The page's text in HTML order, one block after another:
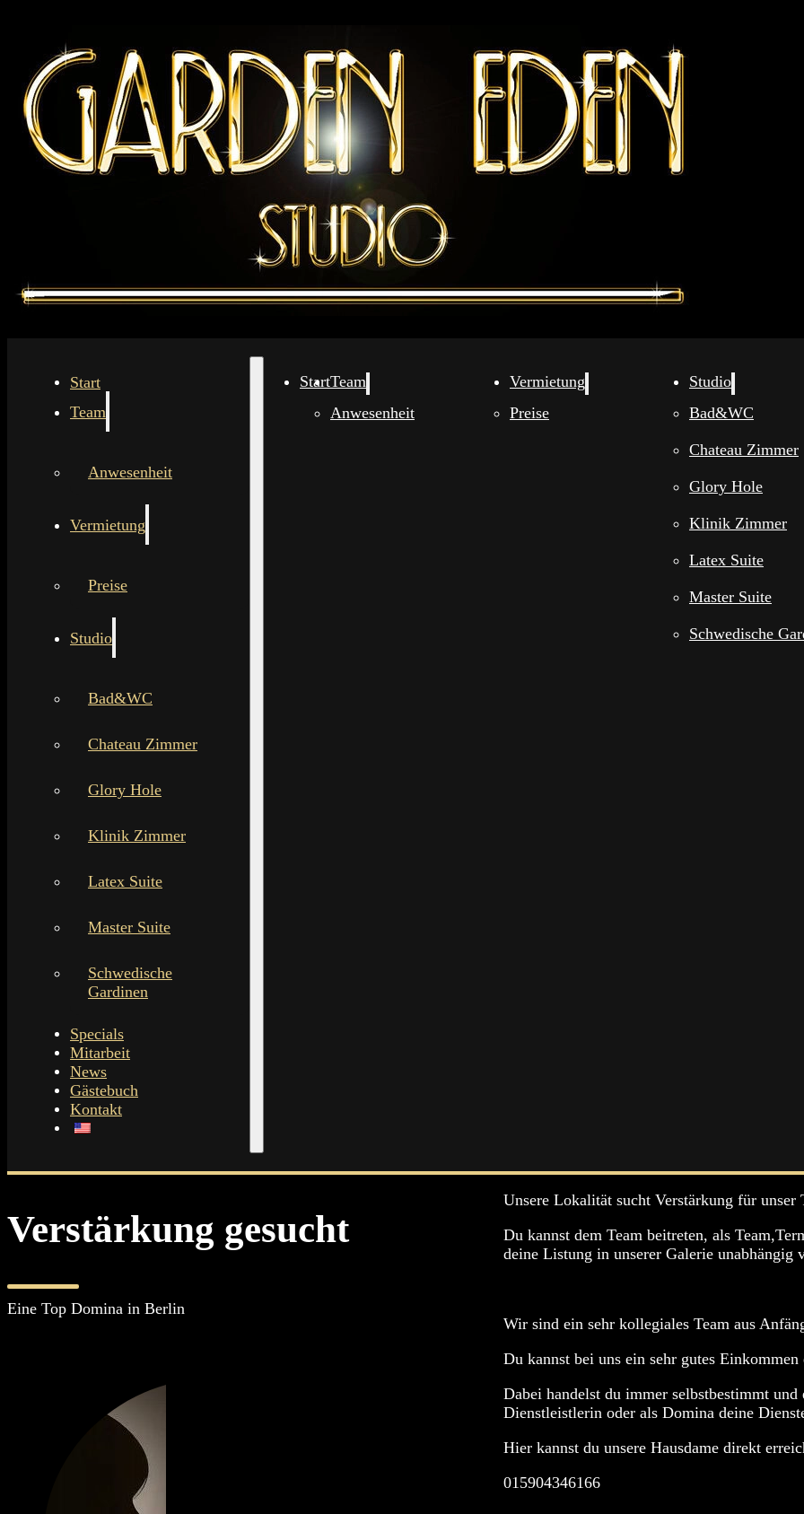
Start
Team
Anwesenheit
Vermietung
Preise
Studio
Bad&WC
Chateau Zimmer
Glory Hole
Klinik Zimmer
Latex Suite
Master Suite
Schwedische
Gardinen
Specials
Mitarbeit
News
Gästebuch
Kontakt
StartTeam
Anwesenheit
Vermietung
Preise
Studio
Bad&WC
Chateau Zimmer
Glory Hole
Klinik Zimmer
Latex Suite
Master Suite
Schwedische
Verstärkung gesucht
Eine Top Domina in Berlin
Unsere Lokalität sucht Verstärkung für
Du kannst dem Team beitreten, als
deine Listung in unserer Galerie unabhängig
Wir sind ein sehr kollegiales Team aus
Du kannst bei uns ein sehr gutes
Dabei handelst du immer selbstbestimmt und
Dienstleistlerin oder als Domina deine
Hier kannst du unsere Hausdame direkt
015904346166